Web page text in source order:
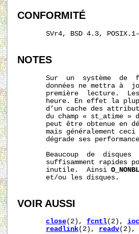
CONFORMITÉ
SVr4, BSD 4.3,
NOTES
Sur  un  système  de
données ne mettra à
première  lecture.
heure. En effet la
d’un cache des
du champ « st_atime »
peut être obtenue en
mais généralement
dégrade ses
Beaucoup  de  disques
suffisamment rapides
       inutile.  Ainsi
       et/ou les disques.
VOIR AUSSI
close(2), fcntl(2),
readlink(2), readv(2),